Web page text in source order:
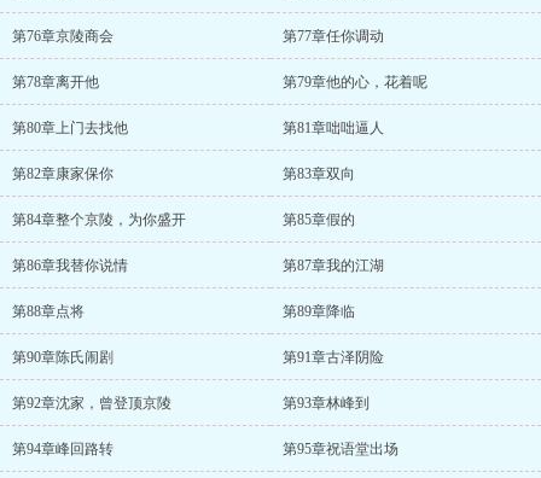
第76章京陵商会 第77章任你调动
第78章离开他 第79章他的心，花着呢
第80章上门去找他 第81章咄咄逼人
第82章康家保你 第83章双向
第84章整个京陵，为你盛开 第85章假的
第86章我替你说情 第87章我的江湖
第88章点将 第89章降临
第90章陈氏闹剧 第91章古泽阴险
第92章沈家，曾登顶京陵 第93章林峰到
第94章峰回路转 第95章祝语堂出场